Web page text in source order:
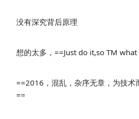
没有深究背后原理
想的太多，==Just do it,so TM what
==2016，混乱，杂序无章，为技术
==